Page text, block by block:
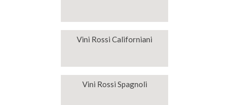
Vini Rossi Californiani
Vini Rossi Spagnoli